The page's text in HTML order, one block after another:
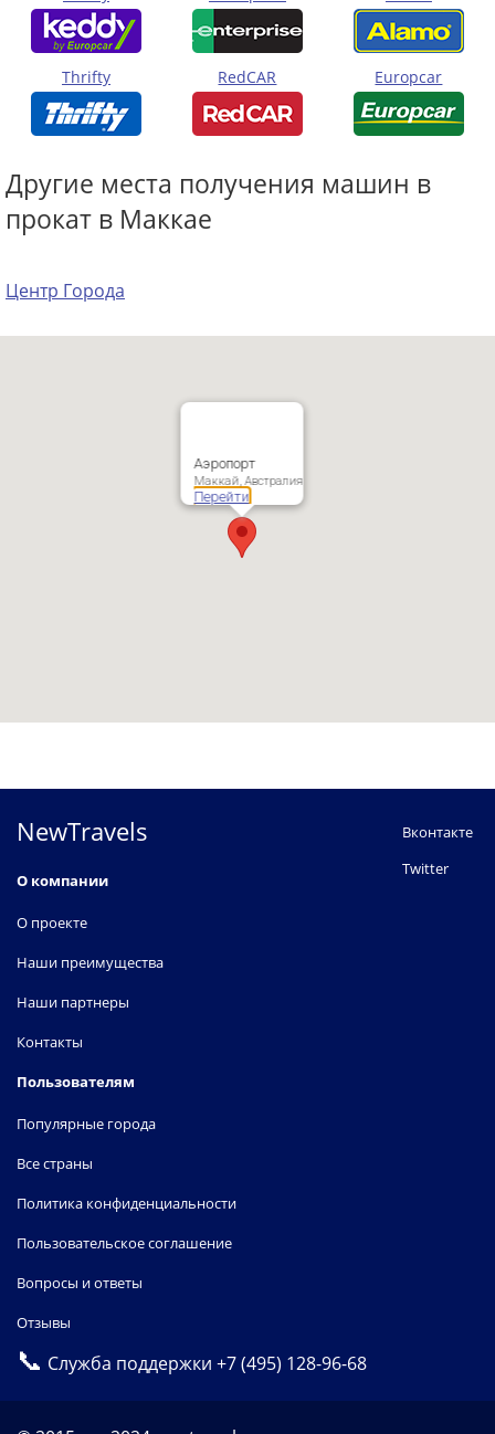
Thrifty RedCAR Europcar
Другие места получения машин в
прокат в Маккае
Центр Города
Аэропорт
Маккай, Австралия
Перейти
NewTravels
О компании
О проекте
Наши преимущества
Наши партнеры
Контакты
Пользователям
Популярные города
Все страны
Политика конфиденциальности
Пользовательское соглашение
Вопросы и ответы
Отзывы
Вконтакте
Twitter
📞 Служба поддержки +7 (495) 128-96-68